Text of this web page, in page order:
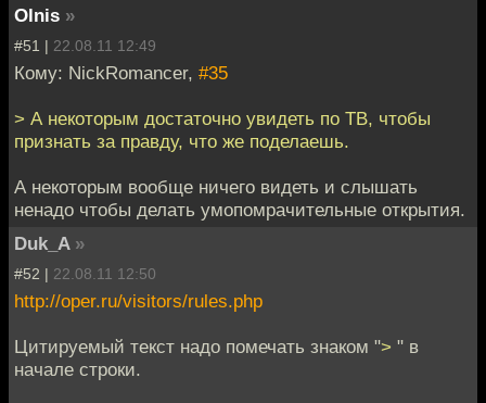
Olnis »
#51 | 22.08.11 12:49
Кому: NickRomancer, #35
> А некоторым достаточно увидеть по ТВ, чтобы
признать за правду, что же поделаешь.
А некоторым вообще ничего видеть и слышать
ненадо чтобы делать умопомрачительные открытия.
Duk_A »
#52 | 22.08.11 12:50
http://oper.ru/visitors/rules.php
Цитируемый текст надо помечать знаком "> " в
начале строки.